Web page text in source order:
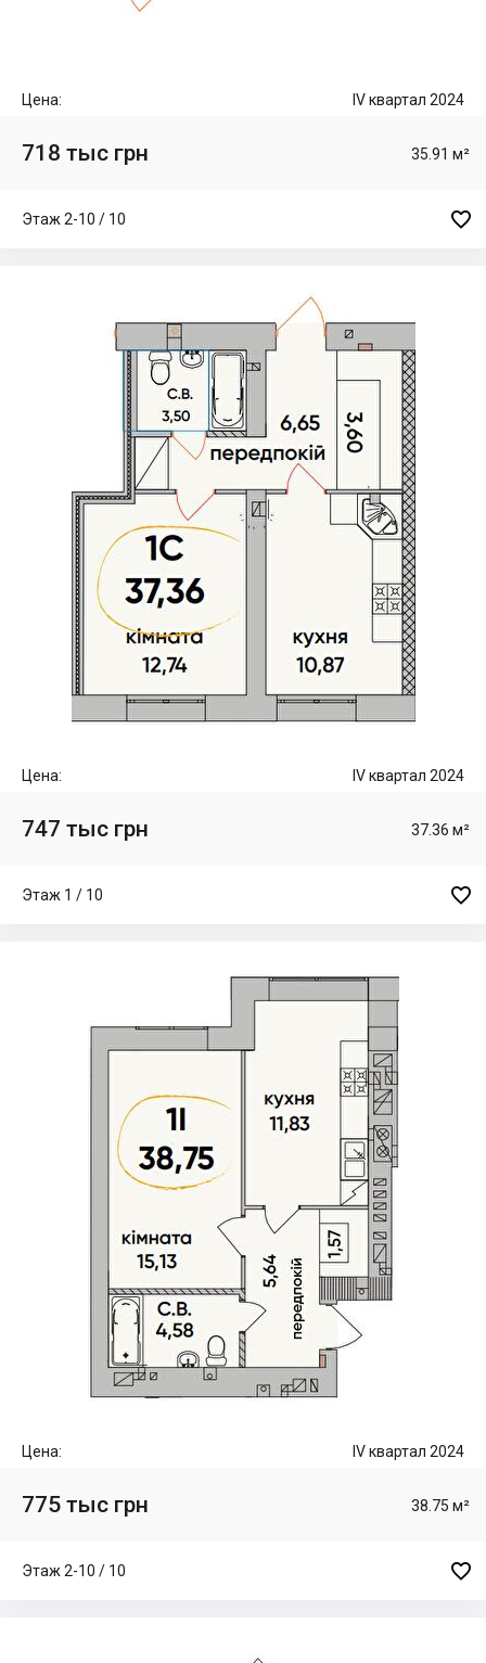
Цена: IV квартал 2024
718 тыс грн 35.91 м²
Этаж 2-10 / 10 
Цена: IV квартал 2024
747 тыс грн 37.36 м²
Этаж 1 / 10 
Цена: IV квартал 2024
775 тыс грн 38.75 м²
Этаж 2-10 / 10 